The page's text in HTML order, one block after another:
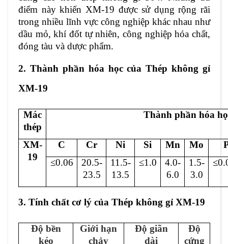
điểm này khiến XM-19 được sử dụng rộng rãi
trong nhiều lĩnh vực công nghiệp khác nhau như
dầu mỏ, khí đốt tự nhiên, công nghiệp hóa chất,
đóng tàu và dược phẩm.
2. Thành phần hóa học của Thép không gỉ
XM-19
Mác
thép
Thành phần hóa
XM-
19
C Cr Ni Si Mn Mo
≤0.06
20.5-
23.5
11 .5-
1 3.5
≤1.0
4.0-
6.0
1.5-
3.0
3. Tính chất cơ lý của Thép không gỉ XM-19
Độ bền
kéo
Giới hạn
chảy
Độ giãn
dài
Độ
cứng